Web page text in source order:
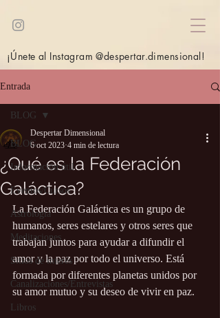
¡Únete al Instagram @despertar.dimensional!
Entrada
BLOG
Información útil
Eventos/Cursos
Astrología
Meditaciones
Sitios de interés
Canalizaciones/Entrevistas
Libros
BLOG
¿Qué es la Federación
Galáctica?
Despertar Dimensional
6 oct 2023 4 min de lectura
La Federación Galáctica es un grupo de
humanos, seres estelares y otros seres que
trabajan juntos para ayudar a difundir el
amor y la paz por todo el universo. Está
formada por diferentes planetas unidos por
su amor mutuo y su deseo de vivir en paz.